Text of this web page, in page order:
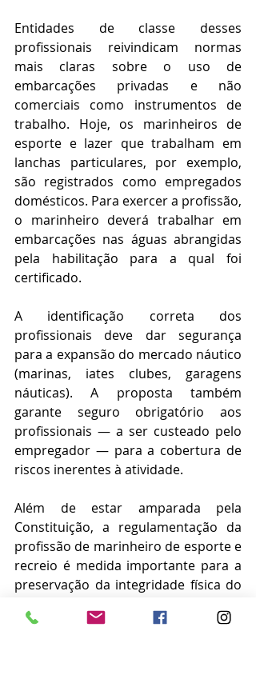
Entidades de classe desses
profissionais reivindicam normas
mais claras sobre o uso de
embarcações privadas e não
comerciais como instrumentos de
trabalho. Hoje, os marinheiros de
esporte e lazer que trabalham em
lanchas particulares, por exemplo,
são registrados como empregados
domésticos. Para exercer a profissão,
o marinheiro deverá trabalhar em
embarcações nas águas abrangidas
pela habilitação para a qual foi
certificado.
A identificação correta dos
profissionais deve dar segurança
para a expansão do mercado náutico
(marinas, iates clubes, garagens
náuticas). A proposta também
garante seguro obrigatório aos
profissionais — a ser custeado pelo
empregador — para a cobertura de
riscos inerentes à atividade.
Além de estar amparada pela
Constituição, a regulamentação da
profissão de marinheiro de esporte e
recreio é medida importante para a
preservação da integridade física do
e das pessoas que se encontram nas